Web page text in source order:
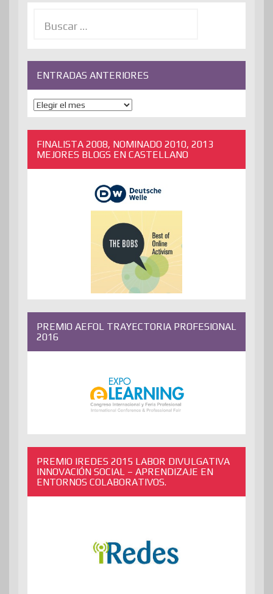
ENTRADAS ANTERIORES
ENTRADAS
ANTERIORES
FINALISTA 2008, NOMINADO 2010, 2013
MEJORES BLOGS EN CASTELLANO
PREMIO AEFOL TRAYECTORIA PROFESIONAL
2016
PREMIO IREDES 2015 LABOR DIVULGATIVA
INNOVACIÓN SOCIAL – APRENDIZAJE EN
ENTORNOS COLABORATIVOS.